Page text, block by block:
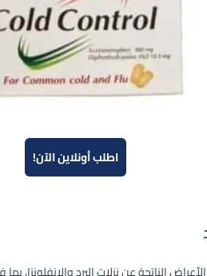
اطلب أونلاين الآن!